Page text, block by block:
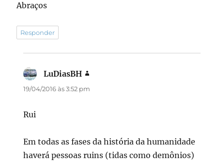
Abraços
Responder
LuDiasBH
19/04/2016 às 3:52 pm
Rui
Em todas as fases da história da humanidade
haverá pessoas ruins (tidas como demônios)